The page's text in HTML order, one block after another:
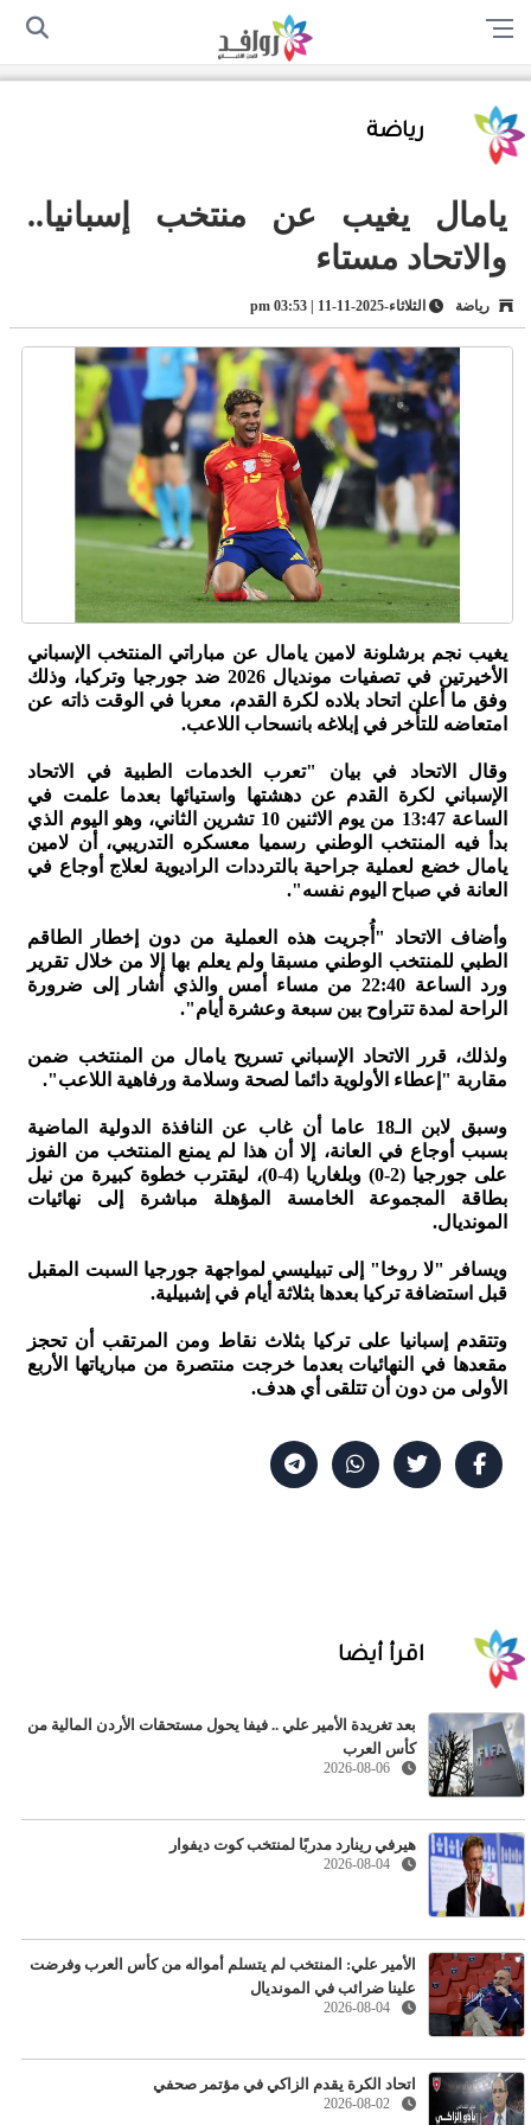
الرئيسية سياسة الخصوصية
رياضة
يامال يغيب عن منتخب إسبانيا..
والاتحاد مستاء
رياضة الثلاثاء-2025-11-11 | 03:53 pm
يغيب نجم برشلونة لامين يامال عن مباراتي المنتخب الإسباني
الأخيرتين في تصفيات مونديال 2026 ضد جورجيا وتركيا، وذلك
وفق ما أعلن اتحاد بلاده لكرة القدم، معربا في الوقت ذاته عن
امتعاضه للتأخر في إبلاغه بانسحاب اللاعب.
وقال الاتحاد في بيان "تعرب الخدمات الطبية في الاتحاد
الإسباني لكرة القدم عن دهشتها واستيائها بعدما علمت في
الساعة 13:47 من يوم الاثنين 10 تشرين الثاني، وهو اليوم الذي
بدأ فيه المنتخب الوطني رسميا معسكره التدريبي، أن لامين
يامال خضع لعملية جراحية بالترددات الراديوية لعلاج أوجاع في
العانة في صباح اليوم نفسه".
وأضاف الاتحاد "أُجريت هذه العملية من دون إخطار الطاقم
الطبي للمنتخب الوطني مسبقا ولم يعلم بها إلا من خلال تقرير
ورد الساعة 22:40 من مساء أمس والذي أشار إلى ضرورة
الراحة لمدة تتراوح بين سبعة وعشرة أيام".
ولذلك، قرر الاتحاد الإسباني تسريح يامال من المنتخب ضمن
مقاربة "إعطاء الأولوية دائما لصحة وسلامة ورفاهية اللاعب".
وسبق لابن الـ18 عاما أن غاب عن النافذة الدولية الماضية
بسبب أوجاع في العانة، إلا أن هذا لم يمنع المنتخب من الفوز
على جورجيا (2-0) وبلغاريا (4-0)، ليقترب خطوة كبيرة من نيل
بطاقة المجموعة الخامسة المؤهلة مباشرة إلى نهائيات
المونديال.
ويسافر "لا روخا" إلى تبيليسي لمواجهة جورجيا السبت المقبل
قبل استضافة تركيا بعدها بثلاثة أيام في إشبيلية.
وتتقدم إسبانيا على تركيا بثلاث نقاط ومن المرتقب أن تحجز
مقعدها في النهائيات بعدما خرجت منتصرة من مبارياتها الأربع
الأولى من دون أن تتلقى أي هدف.
اقرأ أيضا
بعد تغريدة الأمير علي .. فيفا يحول مستحقات الأردن المالية من
كأس العرب
2026-08-06
هيرفي رينارد مدربًا لمنتخب كوت ديفوار
2026-08-04
الأمير علي: المنتخب لم يتسلم أمواله من كأس العرب وفرضت
علينا ضرائب في المونديال
2026-08-04
اتحاد الكرة يقدم الزاكي في مؤتمر صحفي
2026-08-02